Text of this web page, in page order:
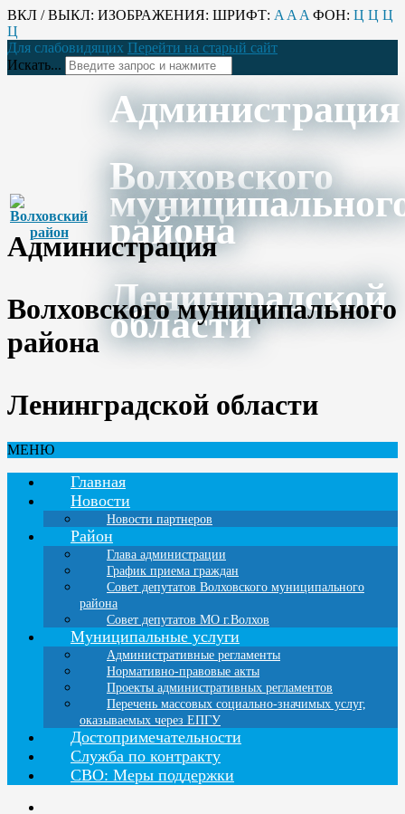
ВКЛ / ВЫКЛ: ИЗОБРАЖЕНИЯ: ШРИФТ: A A A ФОН: Ц Ц Ц
Ц
Для слабовидящих Перейти на старый сайт
Искать...
Администрация
Волховского
района
Ленинградской
области
Администрация
Волховского муниципального
района
Ленинградской области
МЕНЮ
Главная
Новости
Новости партнеров
Район
Глава администрации
График приема граждан
Совет депутатов Волховского муниципального
района
Совет депутатов МО г.Волхов
Муниципальные услуги
Административные регламенты
Нормативно-правовые акты
Проекты административных регламентов
Перечень массовых социально-значимых услуг,
оказываемых через ЕПГУ
Достопримечательности
Служба по контракту
СВО: Меры поддержки